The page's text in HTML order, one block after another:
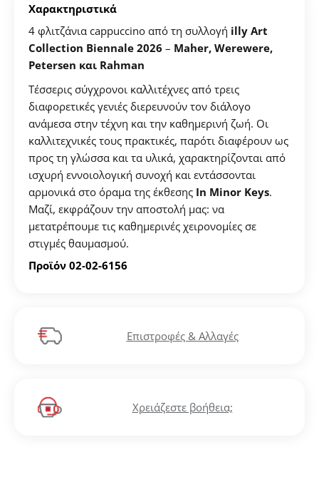
Χαρακτηριστικά
4 φλιτζάνια cappuccino από τη συλλογή illy Art
Collection Biennale 2026 – Maher, Werewere,
Petersen και Rahman
Τέσσερις σύγχρονοι καλλιτέχνες από τρεις
διαφορετικές γενιές διερευνούν τον διάλογο
ανάμεσα στην τέχνη και την καθημερινή ζωή. Οι
καλλιτεχνικές τους πρακτικές, παρότι διαφέρουν ως
προς τη γλώσσα και τα υλικά, χαρακτηρίζονται από
ισχυρή εννοιολογική συνοχή και εντάσσονται
αρμονικά στο όραμα της έκθεσης In Minor Keys.
Μαζί, εκφράζουν την αποστολή μας: να
μετατρέπουμε τις καθημερινές χειρονομίες σε
στιγμές θαυμασμού.
Προϊόν 02-02-6156
Επιστροφές & Αλλαγές
Χρειάζεστε βοήθεια;
αποθηκεύστε την δική σας λίστα αγαπημένων.
Βρείτε το προϊόν που επιθυμείτε και πατήστε στο
κουμπί "Προσθήκη στα Αγαπημένα".
σας.
ΔΗΜΙΟΥΡΓΙΑ ΛΟΓΑΡΙΑΣΜΟΥ